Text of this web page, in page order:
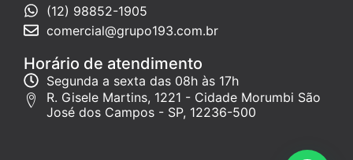
(12) 98852-1905
comercial@grupo193.com.br
Horário de atendimento
Segunda a sexta das 08h às 17h
R. Gisele Martins, 1221 - Cidade Morumbi São
José dos Campos - SP, 12236-500